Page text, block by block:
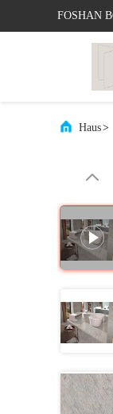
FOSHAN
Haus>